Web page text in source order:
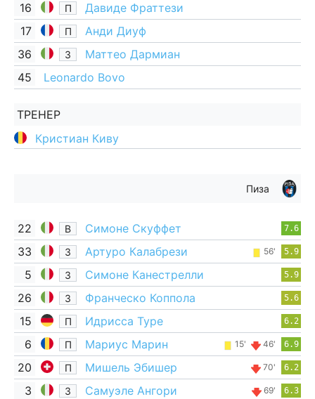
16
П
Давиде Фраттези
17
П
Анди Диуф
36
З
Маттео Дармиан
45
Leonardo Bovo
ТРЕНЕР
Кристиан Киву
Пиза
22 В Симоне Скуффет 7.6
33 З Артуро Калабрези 56' 5.9
5 З Симоне Канестрелли 5.9
26 З Франческо Коппола 5.6
15 П Идрисса Туре 6.2
6 П Мариус Марин 15' 46' 6.9
20 П Мишель Эбишер 70' 6.2
3 З Самуэле Ангори 69' 6.3